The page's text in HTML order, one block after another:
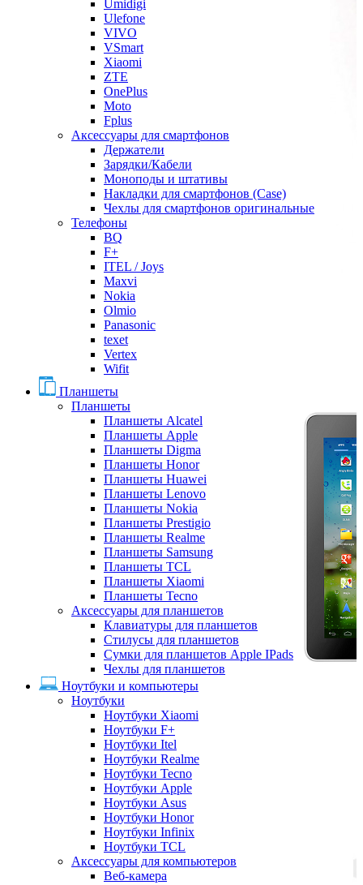
Umidigi
Ulefone
VIVO
VSmart
Xiaomi
ZTE
OnePlus
Moto
Fplus
Аксессуары для смартфонов
Держатели
Зарядки/Кабели
Моноподы и штативы
Накладки для смартфонов (Case)
Чехлы для смартфонов оригинальные
Телефоны
BQ
F+
ITEL / Joys
Maxvi
Nokia
Olmio
Panasonic
texet
Vertex
Wifit
Планшеты
Планшеты
Планшеты Alcatel
Планшеты Apple
Планшеты Digma
Планшеты Honor
Планшеты Huawei
Планшеты Lenovo
Планшеты Nokia
Планшеты Prestigio
Планшеты Realme
Планшеты Samsung
Планшеты TCL
Планшеты Xiaomi
Планшеты Tecno
Аксессуары для планшетов
Клавиатуры для планшетов
Стилусы для планшетов
Сумки для планшетов Apple IPads
Чехлы для планшетов
Ноутбуки и компьютеры
Ноутбуки
Ноутбуки Xiaomi
Ноутбуки F+
Ноутбуки Itel
Ноутбуки Realme
Ноутбуки Tecno
Ноутбуки Apple
Ноутбуки Asus
Ноутбуки Honor
Ноутбуки Infinix
Ноутбуки TCL
Аксессуары для компьютеров
Веб-камера